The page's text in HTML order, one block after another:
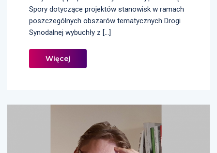
Spory dotyczące projektów stanowisk w ramach
poszczególnych obszarów tematycznych Drogi
Synodalnej wybuchły z […]
Więcej